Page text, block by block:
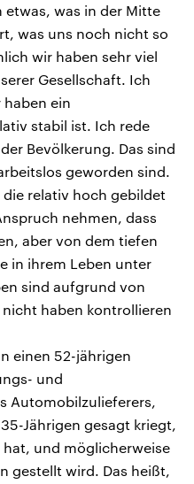
etwas, was in der Mitte
was uns noch nicht so
wir haben sehr viel
Gesellschaft. Ich
ein
stabil ist. Ich rede
Bevölkerung. Das sind
geworden sind.
die relativ hoch gebildet
nehmen, dass
aber von dem tiefen
in ihrem Leben unter
sind aufgrund von
haben kontrollieren
einen 52-jährigen
und
Automobilzulieferers,
Jährigen gesagt kriegt,
hat, und möglicherweise
gestellt wird. Das heißt,